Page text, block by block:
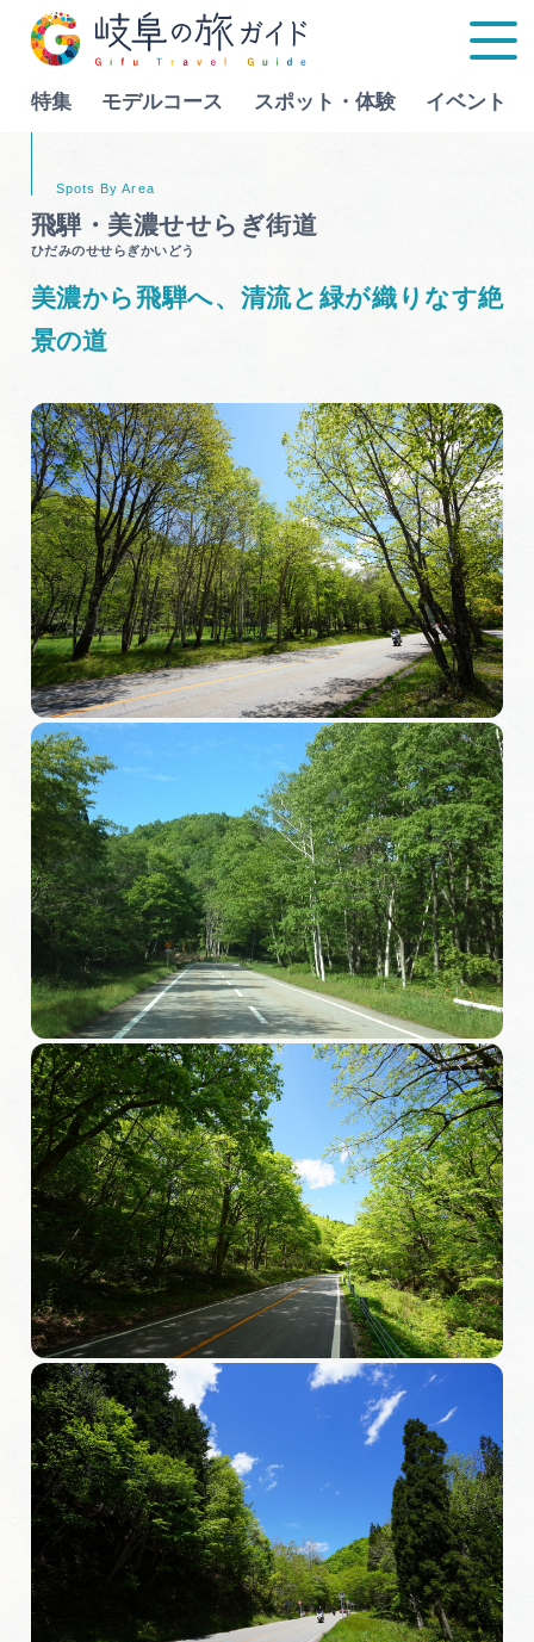
特集 モデルコース スポット・体験 イベント
モデルコース
スポット・体験
イベント
グルメ
旅の予約
アクセス
インフォメーション
ぎふ旅レポーター記事
早わかり岐阜
買い物・お土産
体験予約サイト「ＶＩＳＩＴ岐阜県」
岐阜県アウトドア観光キャンペーン
岐阜県まるごと観光エリアガイド
岐阜県観光データベース
旅行会社・観光事業者の皆様へ
フォトライブラリー
動画ライブラリー
お問い合わせ
運営組織
広告掲載
Language
行きたいリストを見る
飛騨・美濃せせらぎ街道
ひだみのせせらぎかいどう
美濃から飛騨へ、清流と緑が織りなす絶
景の道